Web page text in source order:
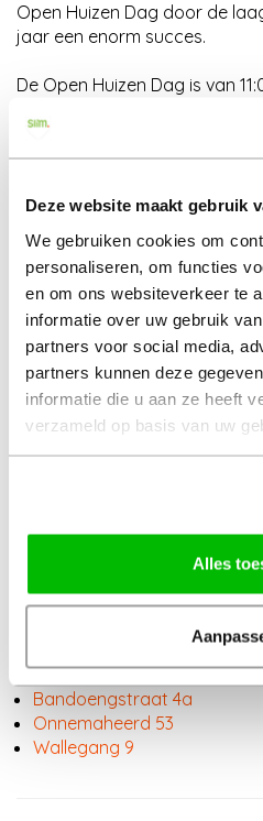
Deze website maakt gebruik
We gebruiken cookies om
personaliseren, om functies
en om ons websiteverkeer te
informatie over uw gebruik
partners voor social media,
partners kunnen deze
informatie die u aan ze heeft
verzameld op basis van uw
Alles
Open Huizen Dag door de
jaar een enorm succes.
De Open Huizen Dag is van
genoeg tijd om eens
rond te kijken in het actuele
Groningen. Laat je
weet vind jij dan wel heel
dromen!
Mocht je tijdens de Open
bezoeken en interesse
natuurlijk graag, dan helpen
beantwoorden van al je
tussen 09:00-17:30 uur
mail: info@slimmakelaardij.nl.
Benieuwd naar welke
deelnemende woning via deze
https://www.funda.nl/koop/
De woningen van ons
S. S. Rosensteinlaan 5
Nicolaas Beetsstraat 101
Bandoengstraat 4a
Onnemaheerd 53
Wallegang 9